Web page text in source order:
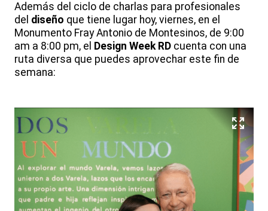
Además del ciclo de charlas para profesionales
del diseño que tiene lugar hoy, viernes, en el
Monumento Fray Antonio de Montesinos, de 9:00
am a 8:00 pm, el Design Week RD cuenta con una
ruta diversa que puedes aprovechar este fin de
semana: